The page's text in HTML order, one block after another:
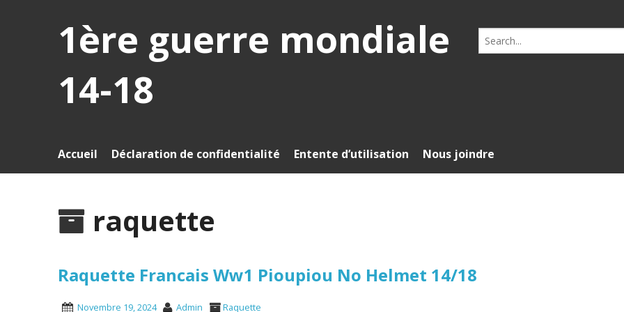
1ère guerre mondiale
14-18
Search
for:
Accueil Déclaration de confidentialité Entente d’utilisation Nous joindre
raquette
Raquette Francais Ww1 Pioupiou No Helmet 14/18
Novembre 19, 2024 Admin Raquette